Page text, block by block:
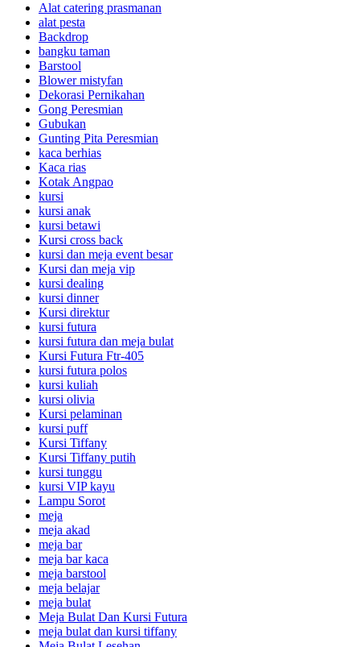
Alat catering prasmanan
alat pesta
Backdrop
bangku taman
Barstool
Blower mistyfan
Dekorasi Pernikahan
Gong Peresmian
Gubukan
Gunting Pita Peresmian
kaca berhias
Kaca rias
Kotak Angpao
kursi
kursi anak
kursi betawi
Kursi cross back
kursi dan meja event besar
Kursi dan meja vip
kursi dealing
kursi dinner
Kursi direktur
kursi futura
kursi futura dan meja bulat
Kursi Futura Ftr-405
kursi futura polos
kursi kuliah
kursi olivia
Kursi pelaminan
kursi puff
Kursi Tiffany
Kursi Tiffany putih
kursi tunggu
kursi VIP kayu
Lampu Sorot
meja
meja akad
meja bar
meja bar kaca
meja barstool
meja belajar
meja bulat
Meja Bulat Dan Kursi Futura
meja bulat dan kursi tiffany